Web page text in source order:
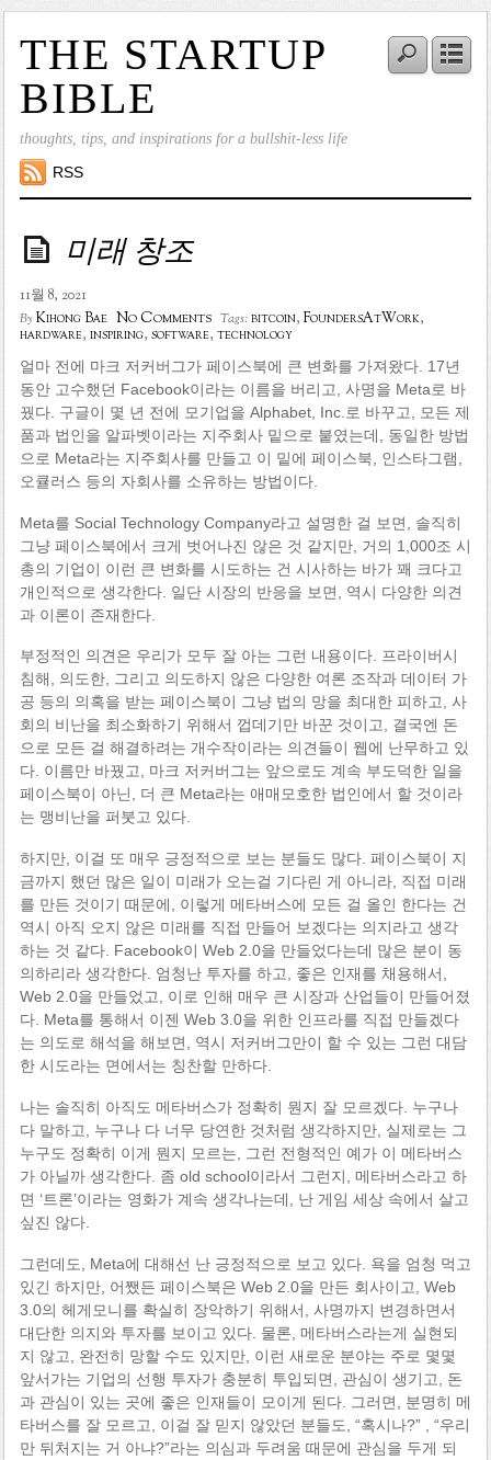
THE STARTUP
BIBLE
thoughts, tips, and inspirations for a bullshit-less life
RSS
미래 창조
11월 8, 2021
ByKihong Bae No Comments Tags:bitcoin, FoundersAtWork,
hardware, inspiring, software, technology
얼마 전에 마크 저커버그가 페이스북에 큰 변화를 가져왔다. 17년
동안 고수했던 Facebook이라는 이름을 버리고, 사명을 Meta로 바
꿨다. 구글이 몇 년 전에 모기업을 Alphabet, Inc.로 바꾸고, 모든 제
품과 법인을 알파벳이라는 지주회사 밑으로 붙였는데, 동일한 방법
으로 Meta라는 지주회사를 만들고 이 밑에 페이스북, 인스타그램,
오큘러스 등의 자회사를 소유하는 방법이다.
Meta를 Social Technology Company라고 설명한 걸 보면, 솔직히
그냥 페이스북에서 크게 벗어나진 않은 것 같지만, 거의 1,000조 시
총의 기업이 이런 큰 변화를 시도하는 건 시사하는 바가 꽤 크다고
개인적으로 생각한다. 일단 시장의 반응을 보면, 역시 다양한 의견
과 이론이 존재한다.
부정적인 의견은 우리가 모두 잘 아는 그런 내용이다. 프라이버시
침해, 의도한, 그리고 의도하지 않은 다양한 여론 조작과 데이터 가
공 등의 의혹을 받는 페이스북이 그냥 법의 망을 최대한 피하고, 사
회의 비난을 최소화하기 위해서 껍데기만 바꾼 것이고, 결국엔 돈
으로 모든 걸 해결하려는 개수작이라는 의견들이 웹에 난무하고 있
다. 이름만 바꿨고, 마크 저커버그는 앞으로도 계속 부도덕한 일을
페이스북이 아닌, 더 큰 Meta라는 애매모호한 법인에서 할 것이라
는 맹비난을 퍼붓고 있다.
하지만, 이걸 또 매우 긍정적으로 보는 분들도 많다. 페이스북이 지
금까지 했던 많은 일이 미래가 오는걸 기다린 게 아니라, 직접 미래
를 만든 것이기 때문에, 이렇게 메타버스에 모든 걸 올인 한다는 건
역시 아직 오지 않은 미래를 직접 만들어 보겠다는 의지라고 생각
하는 것 같다. Facebook이 Web 2.0을 만들었다는데 많은 분이 동
의하리라 생각한다. 엄청난 투자를 하고, 좋은 인재를 채용해서,
Web 2.0을 만들었고, 이로 인해 매우 큰 시장과 산업들이 만들어졌
다. Meta를 통해서 이젠 Web 3.0을 위한 인프라를 직접 만들겠다
는 의도로 해석을 해보면, 역시 저커버그만이 할 수 있는 그런 대담
한 시도라는 면에서는 칭찬할 만하다.
나는 솔직히 아직도 메타버스가 정확히 뭔지 잘 모르겠다. 누구나
다 말하고, 누구나 다 너무 당연한 것처럼 생각하지만, 실제로는 그
누구도 정확히 이게 뭔지 모르는, 그런 전형적인 예가 이 메타버스
가 아닐까 생각한다. 좀 old school이라서 그런지, 메타버스라고 하
면 ‘트론’이라는 영화가 계속 생각나는데, 난 게임 세상 속에서 살고
싶진 않다.
그런데도, Meta에 대해선 난 긍정적으로 보고 있다. 욕을 엄청 먹고
있긴 하지만, 어쨌든 페이스북은 Web 2.0을 만든 회사이고, Web
3.0의 헤게모니를 확실히 장악하기 위해서, 사명까지 변경하면서
대단한 의지와 투자를 보이고 있다. 물론, 메타버스라는게 실현되
지 않고, 완전히 망할 수도 있지만, 이런 새로운 분야는 주로 몇몇
앞서가는 기업의 선행 투자가 충분히 투입되면, 관심이 생기고, 돈
과 관심이 있는 곳에 좋은 인재들이 모이게 된다. 그러면, 분명히 메
타버스를 잘 모르고, 이걸 잘 믿지 않았던 분들도, “혹시나?” , “우리
만 뒤처지는 거 아냐?”라는 의심과 두려움 때문에 관심을 두게 되